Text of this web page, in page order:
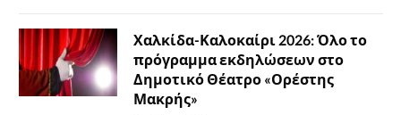
Χαλκίδα-Καλοκαίρι 2026: Όλο το
πρόγραμμα εκδηλώσεων στο
Δημοτικό Θέατρο «Ορέστης
Μακρής»